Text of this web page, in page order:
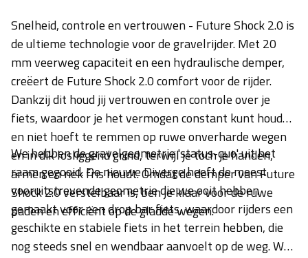
Snelheid, controle en vertrouwen - Future Shock 2.0 is
de ultieme technologie voor de gravelrijder. Met 20
mm veerweg capaciteit en een hydraulische demper,
creëert de Future Shock 2.0 comfort voor de rijder.
Dankzij dit houd jij vertrouwen en controle over je
fiets, waardoor je het vermogen constant kunt houden
en niet hoeft te remmen op ruwe onverharde wegen
en in dik losliggend grind, terwijl je toch je handen,
armen en nek fris houdt. Omdat de demper van Future
Shock 2.0 verstelbaar is, ben je klaar voor de ruwe
paden en efficiënt op de gladde wegen.
We hebben de gravelgeometrie 'status-quo' uit het
raam gegooid. De nieuwe Diverge heeft de meest
vooruitstrevende geometrie die we ooit hebben
gemaakt voor een drop bar fiets, waardoor rijders een
geschikte en stabiele fiets in het terrein hebben, die
nog steeds snel en wendbaar aanvoelt op de weg. We